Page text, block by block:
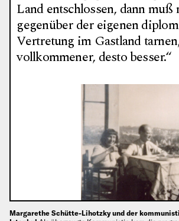
Land entschlossen, dann muß
gegenüber der eigenen
Vertretung im Gastland
vollkommener, desto besser.“
Margarethe Schütte-Lihotzky und der